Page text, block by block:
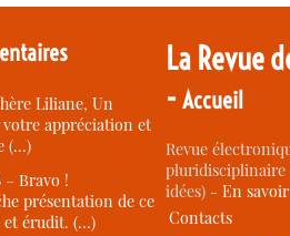
Liliane, Un
appréciation et
(…)
–Bravo !
présentation de ce
et érudit. (…)
La Revue
-Accueil
Revue
idées) -En
Contacts